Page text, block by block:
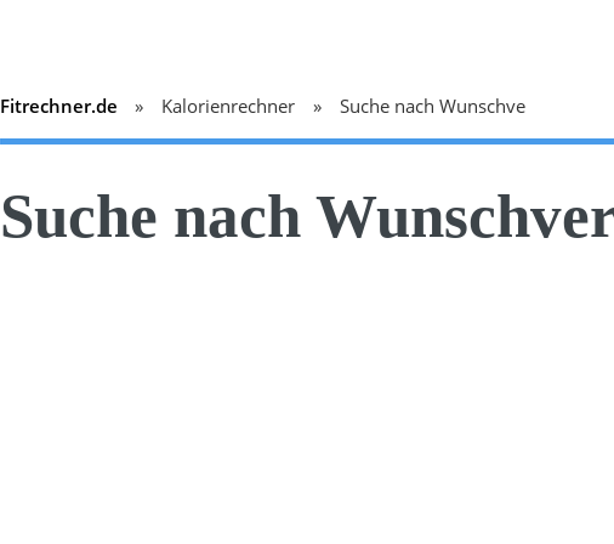
Fitrechner.de Kalorienrechner Suche nach Wunschverbrauch
Suche nach